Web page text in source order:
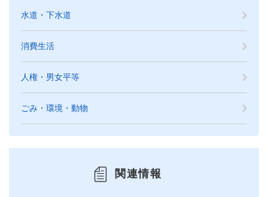
水道・下水道
消費生活
人権・男女平等
ごみ・環境・動物
関連情報